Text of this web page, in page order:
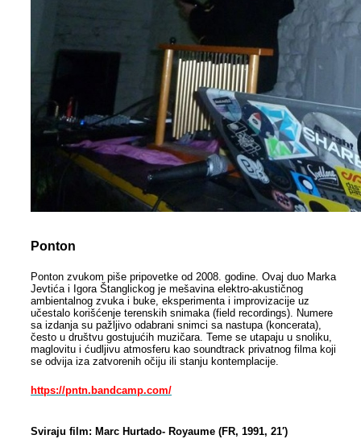
Ponton
Ponton zvukom piše pripovetke od 2008. godine. Ovaj duo Marka
Jevtića i Igora Štanglickog je mešavina elektro-akustičnog
ambientalnog zvuka i buke, eksperimenta i improvizacije uz
učestalo korišćenje terenskih snimaka (field recordings). Numere
sa izdanja su pažljivo odabrani snimci sa nastupa (koncerata),
često u društvu gostujućih muzičara. Teme se utapaju u snoliku,
maglovitu i ćudljivu atmosferu kao soundtrack privatnog filma koji
se odvija iza zatvorenih očiju ili stanju kontemplacije.
https://pntn.bandcamp.com/
Sviraju film: Marc Hurtado- Royaume (FR, 1991, 21′)